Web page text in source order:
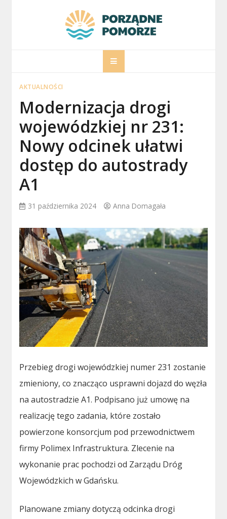
Informacje na temat Pomorza
AKTUALNOŚCI
Modernizacja drogi
wojewódzkiej nr 231:
Nowy odcinek ułatwi
dostęp do autostrady
A1
31 października 2024 Anna Domagała
Przebieg drogi wojewódzkiej numer 231 zostanie
zmieniony, co znacząco usprawni dojazd do węzła
na autostradzie A1. Podpisano już umowę na
realizację tego zadania, które zostało
powierzone konsorcjum pod przewodnictwem
firmy Polimex Infrastruktura. Zlecenie na
wykonanie prac pochodzi od Zarządu Dróg
Wojewódzkich w Gdańsku.
Planowane zmiany dotyczą odcinka drogi